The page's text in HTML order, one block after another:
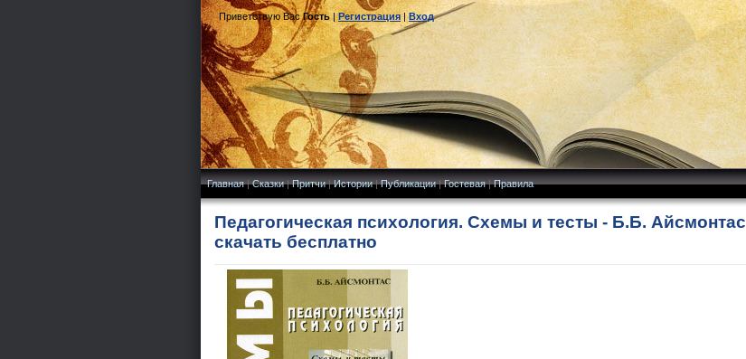
Приветствую Вас Гость|Регистрация|Вход
Главная|Сказки|Притчи|Истории|Публикации|Гостевая|Правила
Педагогическая психология. Схемы и тесты - Б.Б. Айсмонтас
скачать бесплатно